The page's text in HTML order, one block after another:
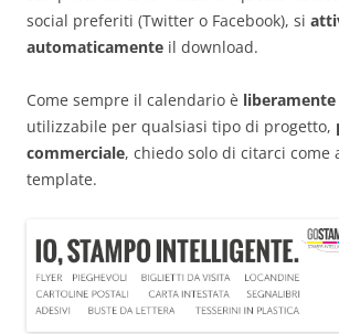
social preferiti (Twitter o Facebook), si
automaticamente il download.
Come sempre il calendario è
utilizzabile per qualsiasi tipo di progetto,
commerciale, chiedo solo di citarci come
template.